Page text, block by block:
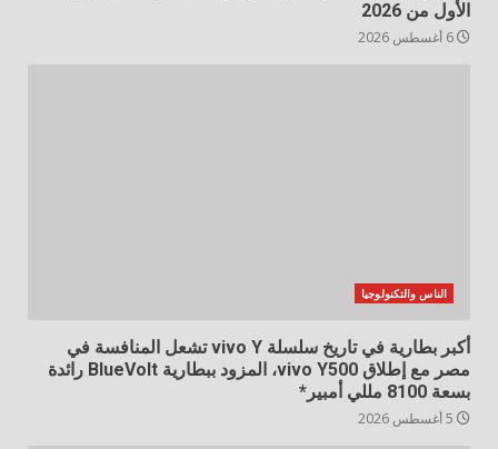
الأول من 2026
الناس والتكنولوجيا
أكبر بطارية في تاريخ سلسلة vivo Y تشعل المنافسة في
مصر مع إطلاق vivo Y500، المزود ببطارية BlueVolt رائدة
بسعة 8100 مللي أمبير*